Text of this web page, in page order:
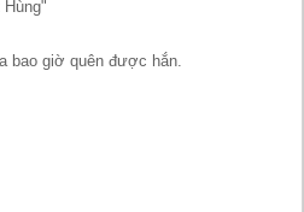
bao giờ quên được hắn.